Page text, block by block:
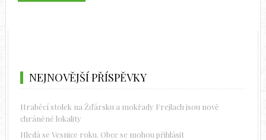
NEJNOVĚJŠÍ PŘÍSPĚVKY
Hraběcí stolek na Žďársku a mokřady Frejlach jsou nově
chráněné lokality
Hledá se Vesnice roku. Obce se mohou přihlásit